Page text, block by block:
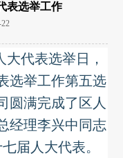
表选举工作
大代表选举日，
选举工作第五选
圆满完成了区人
经理李兴中同志
届人大代表。